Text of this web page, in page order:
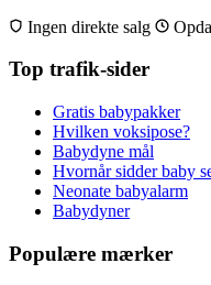
Ingen direkte salg
Top trafik-sider
Gratis babypakker
Hvilken voksipose?
Babydyne mål
Hvornår sidder baby
Neonate babyalarm
Babydyner
Populære mærker